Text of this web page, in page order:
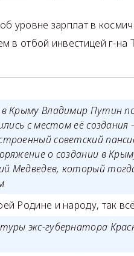
уровне зарплат в
в отбой инвестицей г-на
Крыму Владимир Путин
с местом её
советский
о создании в
Медведев, который
Родине и народу, так
экс-губернатора